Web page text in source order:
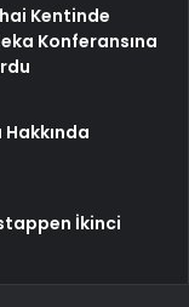
Kentinde
Konferansına
Hakkında
İkinci